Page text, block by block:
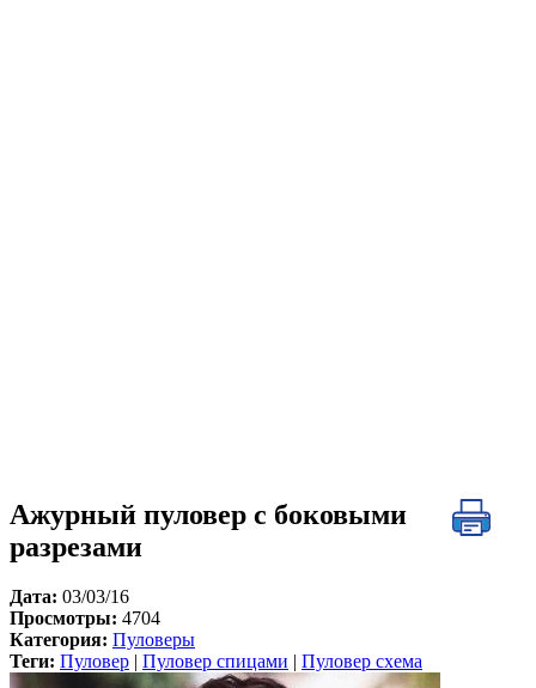
Ажурный пуловер с боковыми
разрезами
Дата: 03/03/16
Просмотры: 4704
Категория: Пуловеры
Теги: Пуловер Пуловер спицами Пуловер схема